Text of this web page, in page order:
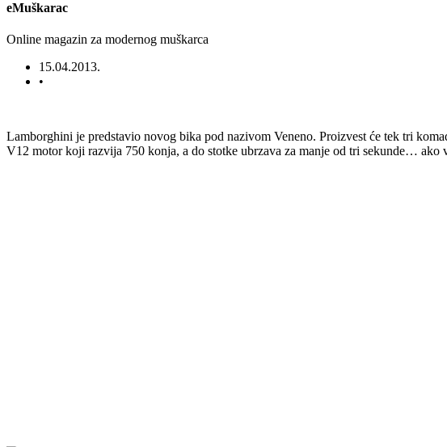
eMuškarac
Online magazin za modernog muškarca
15.04.2013.
•
Lamborghini je predstavio novog bika pod nazivom Veneno. Proizvest će tek tri
V12 motor koji razvija 750 konja, a do stotke ubrzava za manje od tri sekunde… ako